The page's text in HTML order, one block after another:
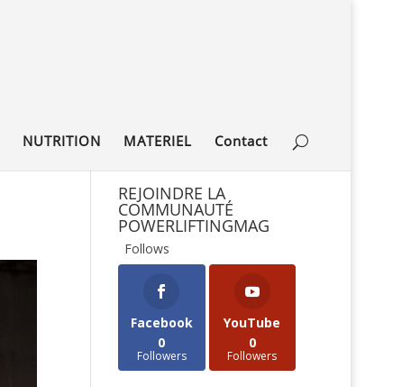
NUTRITION MATERIEL Contact
REJOINDRE LA
COMMUNAUTÉ
POWERLIFTINGMAG
Follows
Facebook
0
Followers
YouTube
0
Followers